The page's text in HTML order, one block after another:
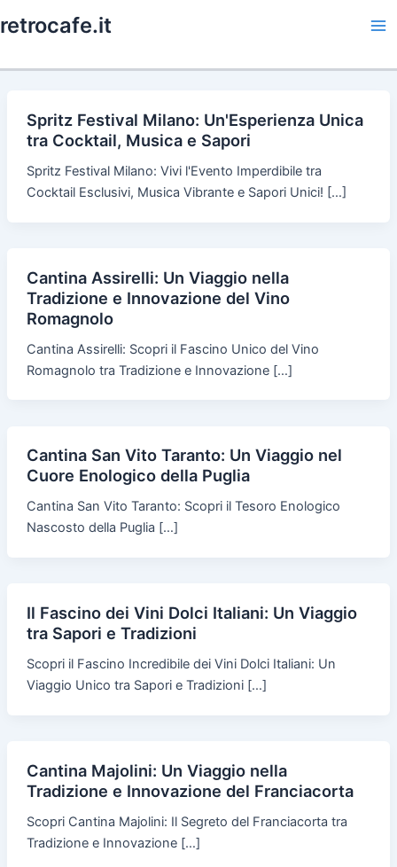
to
retrocafe.it
Spritz Festival Milano: Un'Esperienza Unica
tra Cocktail, Musica e Sapori
Spritz Festival Milano: Vivi l'Evento Imperdibile tra
Cocktail Esclusivi, Musica Vibrante e Sapori Unici! […]
Cantina Assirelli: Un Viaggio nella
Tradizione e Innovazione del Vino
Romagnolo
Cantina Assirelli: Scopri il Fascino Unico del Vino
Romagnolo tra Tradizione e Innovazione […]
Cantina San Vito Taranto: Un Viaggio nel
Cuore Enologico della Puglia
Cantina San Vito Taranto: Scopri il Tesoro Enologico
Nascosto della Puglia […]
Il Fascino dei Vini Dolci Italiani: Un Viaggio
tra Sapori e Tradizioni
Scopri il Fascino Incredibile dei Vini Dolci Italiani: Un
Viaggio Unico tra Sapori e Tradizioni […]
Cantina Majolini: Un Viaggio nella
Tradizione e Innovazione del Franciacorta
Scopri Cantina Majolini: Il Segreto del Franciacorta tra
Tradizione e Innovazione […]